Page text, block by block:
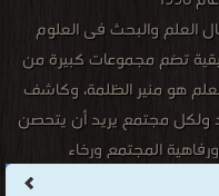
العلم والبحث فى العلوم
تضم مجموعات كبيرة من
هو منير الظلمة، وكاشف
ولكل مجتمع يريد أن يتحصن
المجتمع ورخاء
وتعالى على طلب العلم